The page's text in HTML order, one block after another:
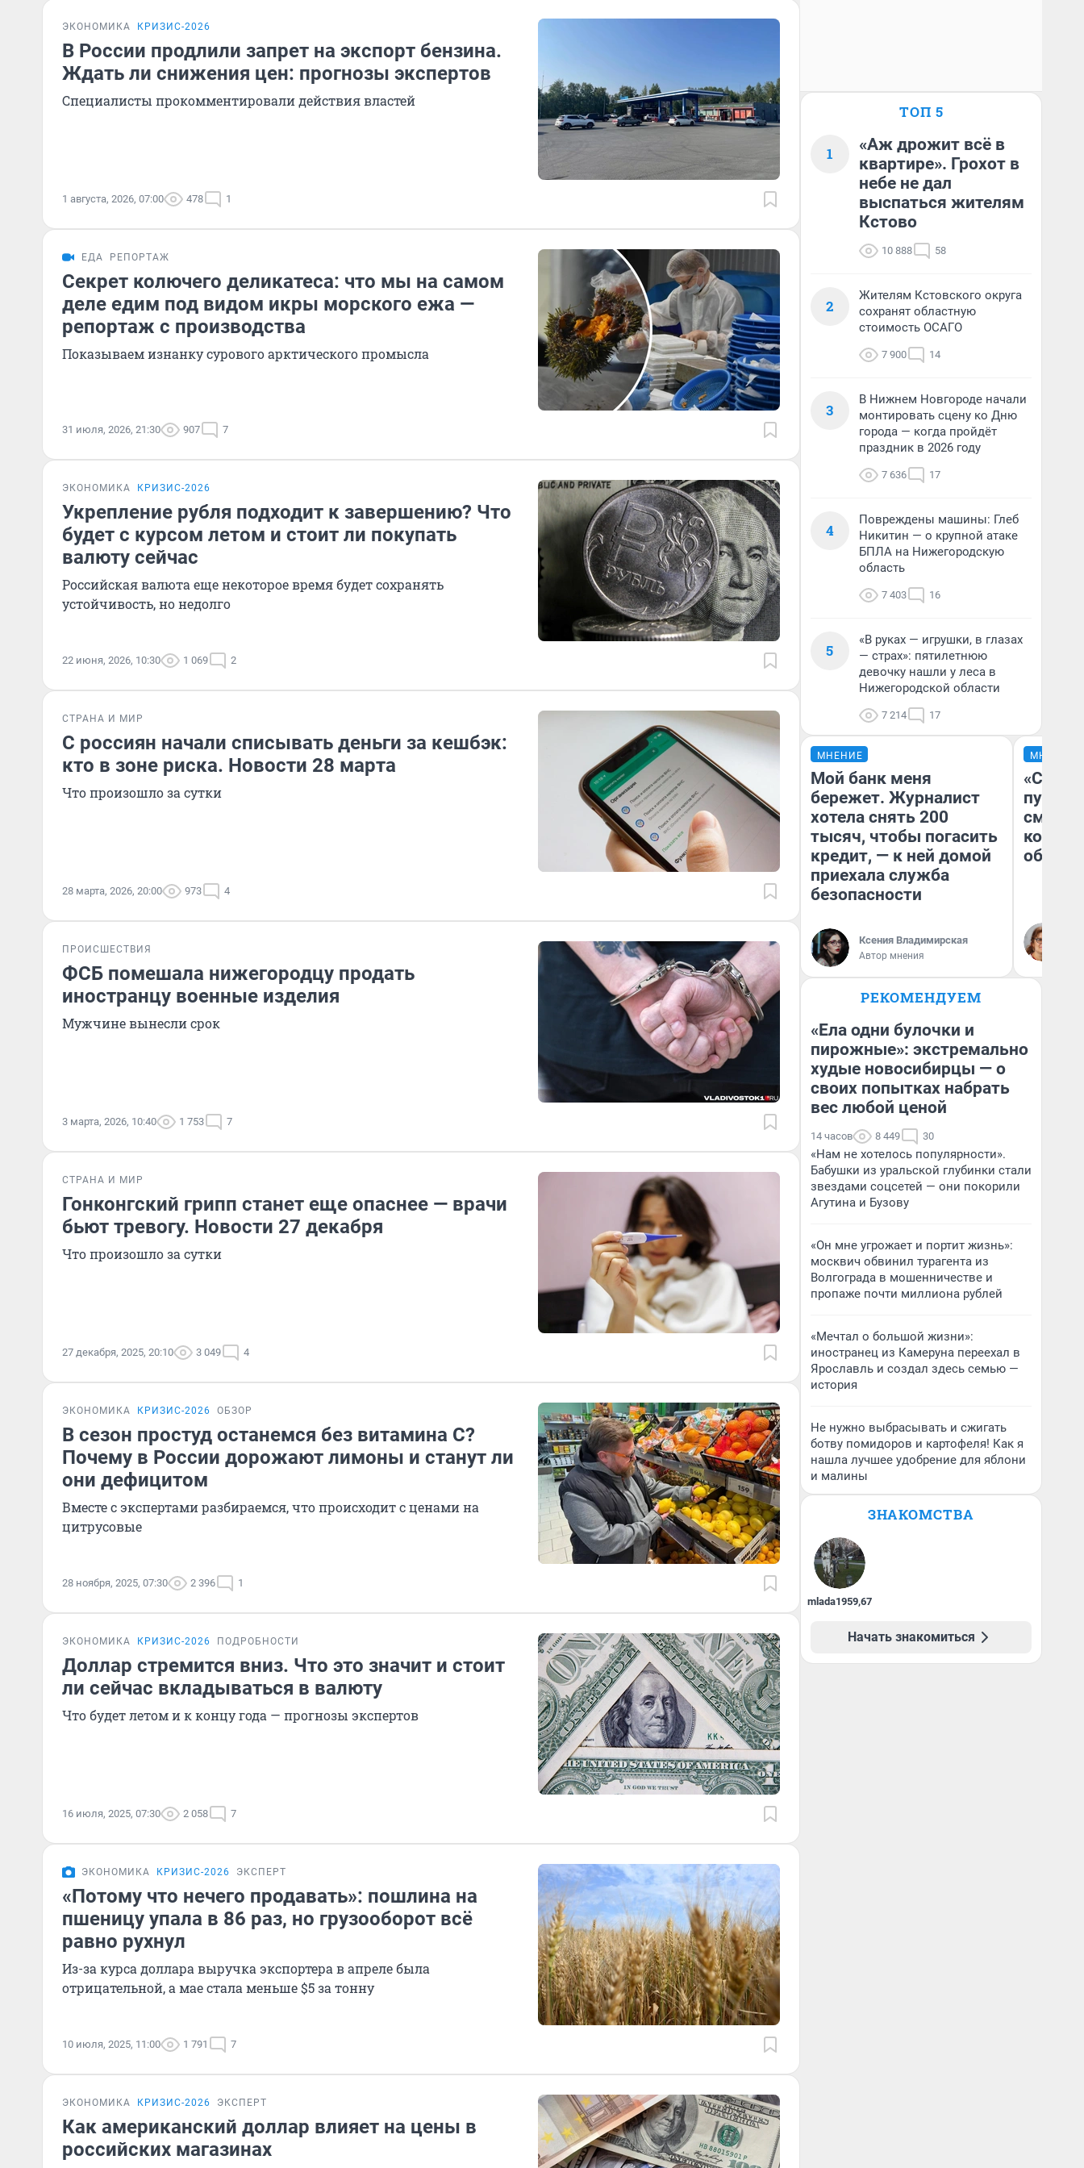
ЭКОНОМИКА КРИЗИС-2026
В России продлили запрет на экспорт бензина.
Ждать ли снижения цен: прогнозы экспертов
Специалисты прокомментировали действия властей
1 августа, 2026, 07:00 478 1
ЕДА РЕПОРТАЖ
Секрет колючего деликатеса: что мы на самом
деле едим под видом икры морского ежа —
репортаж с производства
Показываем изнанку сурового арктического промысла
31 июля, 2026, 21:30 907 7
ЭКОНОМИКА КРИЗИС-2026
Укрепление рубля подходит к завершению? Что
будет с курсом летом и стоит ли покупать
валюту сейчас
Российская валюта еще некоторое время будет сохранять
устойчивость, но недолго
22 июня, 2026, 10:30 1 069 2
СТРАНА И МИР
С россиян начали списывать деньги за кешбэк:
кто в зоне риска. Новости 28 марта
Что произошло за сутки
28 марта, 2026, 20:00 973 4
ПРОИСШЕСТВИЯ
ФСБ помешала нижегородцу продать
иностранцу военные изделия
Мужчине вынесли срок
3 марта, 2026, 10:40 1 753 7
СТРАНА И МИР
Гонконгский грипп станет еще опаснее — врачи
бьют тревогу. Новости 27 декабря
Что произошло за сутки
27 декабря, 2025, 20:10 3 049 4
ЭКОНОМИКА КРИЗИС-2026 ОБЗОР
В сезон простуд останемся без витамина C?
Почему в России дорожают лимоны и станут ли
они дефицитом
Вместе с экспертами разбираемся, что происходит с ценами на
цитрусовые
28 ноября, 2025, 07:30 2 396 1
ЭКОНОМИКА КРИЗИС-2026 ПОДРОБНОСТИ
Доллар стремится вниз. Что это значит и стоит
ли сейчас вкладываться в валюту
Что будет летом и к концу года — прогнозы экспертов
16 июля, 2025, 07:30 2 058 7
ЭКОНОМИКА КРИЗИС-2026 ЭКСПЕРТ
«Потому что нечего продавать»: пошлина на
пшеницу упала в 86 раз, но грузооборот всё
равно рухнул
Из-за курса доллара выручка экспортера в апреле была
отрицательной, а мае стала меньше $5 за тонну
10 июля, 2025, 11:00 1 791 7
ЭКОНОМИКА КРИЗИС-2026 ЭКСПЕРТ
Как американский доллар влияет на цены в
российских магазинах
ТОП 5
1
«Аж дрожит всё в
квартире». Грохот в
небе не дал
выспаться жителям
Кстово
10 888 58
2
Жителям Кстовского округа
сохранят областную
стоимость ОСАГО
7 900 14
3
В Нижнем Новгороде начали
монтировать сцену ко Дню
города — когда пройдёт
праздник в 2026 году
7 636 17
4
Повреждены машины: Глеб
Никитин — о крупной атаке
БПЛА на Нижегородскую
область
7 403 16
5
«В руках — игрушки, в глазах
— страх»: пятилетнюю
девочку нашли у леса в
Нижегородской области
7 214 17
МНЕНИЕ
Мой банк меня
бережет. Журналист
хотела снять 200
тысяч, чтобы погасить
кредит, — к ней домой
приехала служба
безопасности
Ксения Владимирская
Автор мнения
МНЕНИЕ
РЕКОМЕНДУЕМ
«Ела одни булочки и
пирожные»: экстремально
худые новосибирцы — о
своих попытках набрать
вес любой ценой
14 часов 8 449 30
«Нам не хотелось популярности».
Бабушки из уральской глубинки стали
звездами соцсетей — они покорили
Агутина и Бузову
«Он мне угрожает и портит жизнь»:
москвич обвинил турагента из
Волгограда в мошенничестве и
пропаже почти миллиона рублей
«Мечтал о большой жизни»:
иностранец из Камеруна переехал в
Ярославль и создал здесь семью —
история
Не нужно выбрасывать и сжигать
ботву помидоров и картофеля! Как я
нашла лучшее удобрение для яблони
и малины
ЗНАКОМСТВА
mlada1959,67
Начать знакомиться